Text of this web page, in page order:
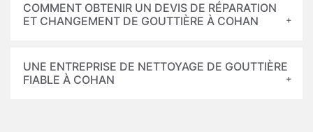
COMMENT OBTENIR UN DEVIS DE RÉPARATION
ET CHANGEMENT DE GOUTTIÈRE À COHAN
UNE ENTREPRISE DE NETTOYAGE DE GOUTTIÈRE
FIABLE À COHAN